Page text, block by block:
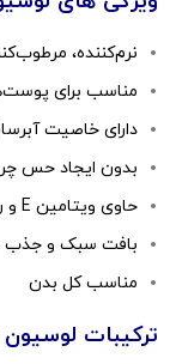
نرم‌کننده،
مناسب برای
دارای خاصیت
بدون ایجاد حس
حاوی ویتامین E و روغن جوجوبا
بافت سبک و جذب
مناسب کل بدن
ترکیبات